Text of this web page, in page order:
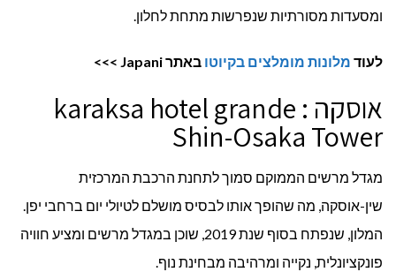
ומסעדות מסורתיות שנפרשות מתחת לחלון.
לעוד מלונות מומלצים בקיוטו באתר >>>
אוסקה : karaksa hotel grande
Shin-Osaka Tower
מגדל מרשים הממוקם סמוך לתחנת הרכבת המרכזית
שין-אוסקה, מה שהופך אותו לבסיס מושלם לטיולי יום ברחבי יפן.
המלון, שנפתח בסוף שנת 2019, שוכן במגדל מרשים ומציע חוויה
פונקציונלית, נקייה ומרהיבה מבחינת נוף.